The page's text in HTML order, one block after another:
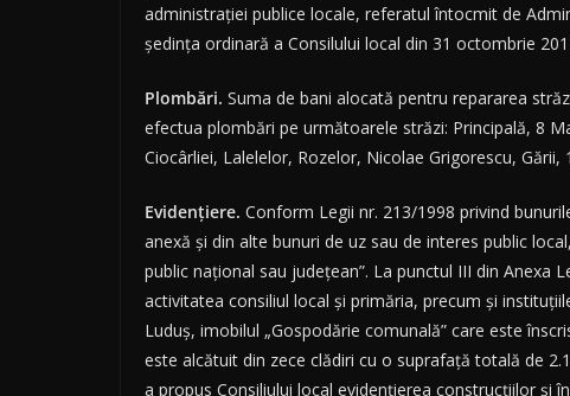
administrației publice locale, referatul întocmit de
ședința ordinară a Consilului local din 31 octombrie
Plombări. Suma de bani alocată pentru repararea
efectua plombări pe următoarele străzi: Principală, 8
Ciocârliei, Lalelelor, Rozelor, Nicolae Grigorescu,
Evidențiere. Conform Legii nr. 213/1998 privind
anexă și din alte bunuri de uz sau de interes public
public național sau județean”. La punctul III din Anexa
activitatea consiliul local și primăria, precum și
Luduș, imobilul „Gospodărie comunală” care este
este alcătuit din zece clădiri cu o suprafață totală de
a propus Consiliului local evidențierea construcțiilor și